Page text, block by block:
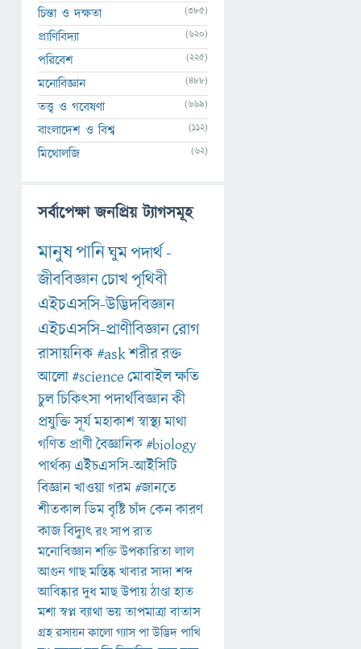
চিন্তা ও দক্ষতা (385)
প্রাণিবিদ্যা (620)
পরিবেশ (225)
মনোবিজ্ঞান (488)
তত্ত্ব ও গবেষণা (669)
বাংলাদেশ ও বিশ্ব (112)
মিথোলজি (62)
সর্বাপেক্ষা জনপ্রিয় ট্যাগসমূহ
মানুষপানিঘুমপদার্থ-
জীববিজ্ঞানচোখপৃথিবী
এইচএসসি-উদ্ভিদবিজ্ঞান
এইচএসসি-প্রাণীবিজ্ঞানরোগ
রাসায়নিক#askশরীররক্ত
আলো#scienceমোবাইলক্ষতি
চুলচিকিৎসাপদার্থবিজ্ঞানকী
প্রযুক্তিসূর্যমহাকাশস্বাস্থ্যমাথা
গণিত প্রাণীবৈজ্ঞানিক#biology
পার্থক্য এইচএসসি-আইসিটি
বিজ্ঞানখাওয়াগরম#জানতে
শীতকালডিমবৃষ্টিচাঁদকেনকারণ
কাজবিদ্যুৎরংসাপরাত
মনোবিজ্ঞানশক্তিউপকারিতালাল
আগুনগাছমস্তিষ্কখাবারসাদাশব্দ
আবিষ্কারদুধমাছউপায়ঠাণ্ডাহাত
মশাস্বপ্নব্যাথাভয়তাপমাত্রাবাতাস
গ্রহরসায়নকালোগ্যাসপাউদ্ভিদপাখি